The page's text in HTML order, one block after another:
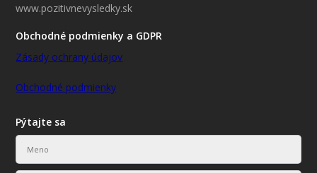
www.pozitivnevysledky.sk
Obchodné podmienky a GDPR
Zásady ochrany údajov
Obchodné podmienky
Pýtajte sa